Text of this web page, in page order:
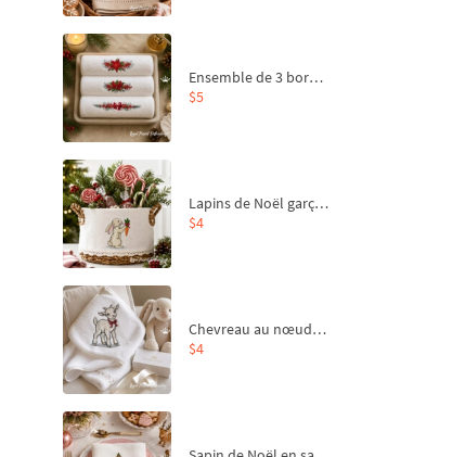
Ensemble de 3 bordures de Noël pour broderie machine
$5
Lapins de Noël garçon et fille - 4 tailles
$4
Chevreau au nœud rouge – broderie machine, 4 tailles
$4